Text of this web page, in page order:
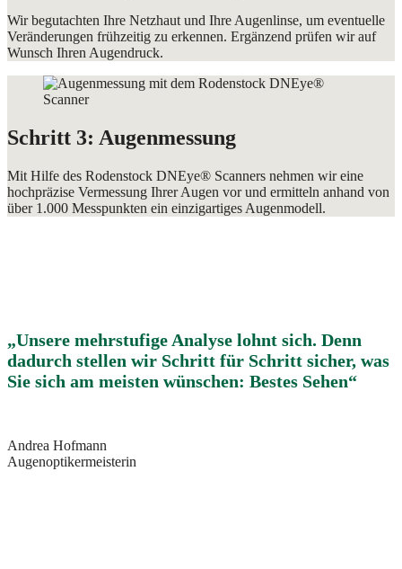
Wir begutachten Ihre Netzhaut und Ihre Augenlinse, um eventuelle
Veränderungen frühzeitig zu erkennen. Ergänzend prüfen wir auf
Wunsch Ihren Augendruck.
Schritt 3: Augenmessung
Mit Hilfe des Rodenstock DNEye® Scanners nehmen wir eine
hochpräzise Vermessung Ihrer Augen vor und ermitteln anhand von
über 1.000 Messpunkten ein einzigartiges Augenmodell.
„Unsere mehrstufige Analyse lohnt sich. Denn
dadurch stellen wir Schritt für Schritt sicher, was
Sie sich am meisten wünschen: Bestes Sehen“
Andrea Hofmann
Augenoptikermeisterin